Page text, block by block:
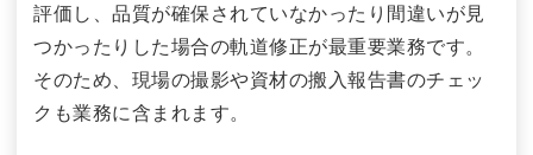
評価し、品質が確保されていなかったり間違いが見
つかったりした場合の軌道修正が最重要業務です。
そのため、現場の撮影や資材の搬入報告書のチェッ
クも業務に含まれます。